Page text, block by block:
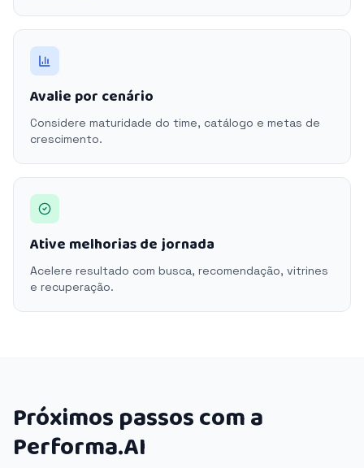
Avalie por cenário
Considere maturidade do time, catálogo e metas de
crescimento.
Ative melhorias de jornada
Acelere resultado com busca, recomendação, vitrines
e recuperação.
Próximos passos com a
Performa.AI